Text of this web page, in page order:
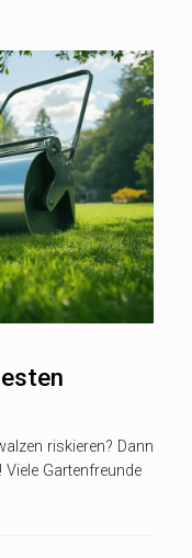
riskieren? Dann
Gartenfreunde